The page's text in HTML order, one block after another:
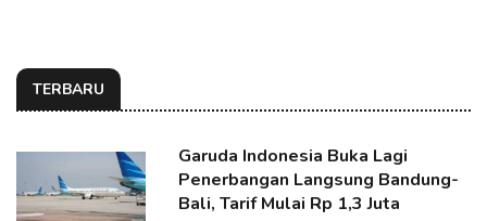
TERBARU
Garuda Indonesia Buka Lagi
Penerbangan Langsung Bandung-
Bali, Tarif Mulai Rp 1,3 Juta